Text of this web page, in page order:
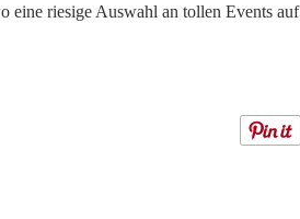
eine riesige Auswahl an tollen Events auf